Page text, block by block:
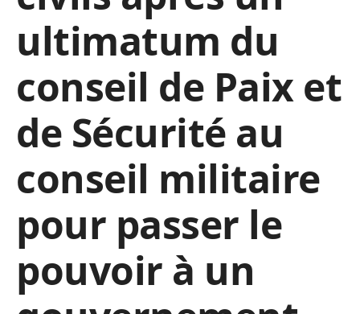
ultimatum du
conseil de Paix et
de Sécurité au
conseil militaire
pour passer le
pouvoir à un